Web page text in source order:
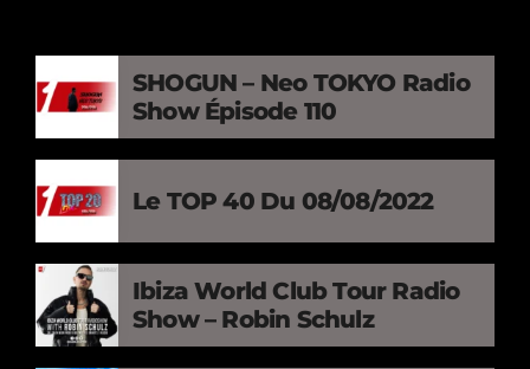
SHOGUN – Neo TOKYO Radio
Show Épisode 110
Le TOP 40 Du 08/08/2022
Ibiza World Club Tour Radio
Show – Robin Schulz